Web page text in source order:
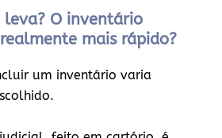
O inventário
mais rápido?
um inventário varia